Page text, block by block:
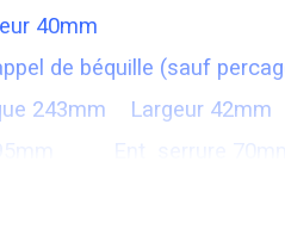
40mm
de béquille (sauf
243mm Largeur 42mm
Ent serrure 70mm